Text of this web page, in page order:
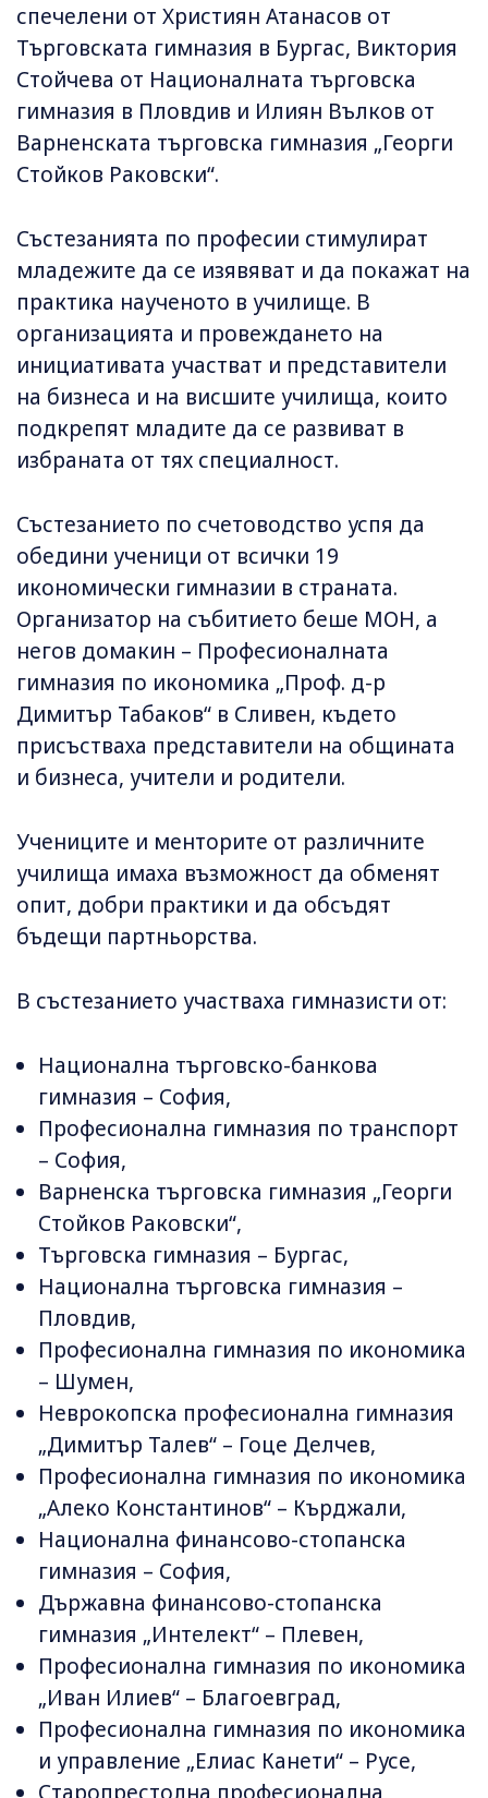
спечелени от Християн Атанасов от
Търговската гимназия в Бургас, Виктория
Стойчева от Националната търговска
гимназия в Пловдив и Илиян Вълков от
Варненската търговска гимназия „Георги
Стойков Раковски“.
Състезанията по професии стимулират
младежите да се изявяват и да покажат на
практика наученото в училище. В
организацията и провеждането на
инициативата участват и представители
на бизнеса и на висшите училища, които
подкрепят младите да се развиват в
избраната от тях специалност.
Състезанието по счетоводство успя да
обедини ученици от всички 19
икономически гимназии в страната.
Организатор на събитието беше МОН, а
негов домакин – Професионалната
гимназия по икономика „Проф. д-р
Димитър Табаков“ в Сливен, където
присъстваха представители на общината
и бизнеса, учители и родители.
Учениците и менторите от различните
училища имаха възможност да обменят
опит, добри практики и да обсъдят
бъдещи партньорства.
В състезанието участваха гимназисти от:
Национална търговско-банкова
гимназия – София,
Професионална гимназия по транспорт
– София,
Варненска търговска гимназия „Георги
Стойков Раковски“,
Търговска гимназия – Бургас,
Национална търговска гимназия –
Пловдив,
Професионална гимназия по икономика
– Шумен,
Неврокопска професионална гимназия
„Димитър Талев“ – Гоце Делчев,
Професионална гимназия по икономика
„Алеко Константинов“ – Кърджали,
Национална финансово-стопанска
гимназия – София,
Държавна финансово-стопанска
гимназия „Интелект“ – Плевен,
Професионална гимназия по икономика
„Иван Илиев“ – Благоевград,
Професионална гимназия по икономика
и управление „Елиас Канети“ – Русе,
Старопрестолна професионална